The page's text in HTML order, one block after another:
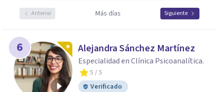
Anterior Más días Siguiente
6 Alejandra Sánchez Martínez
Especialidad en Clínica Psicoanalítica.
5 / 5
Verificado